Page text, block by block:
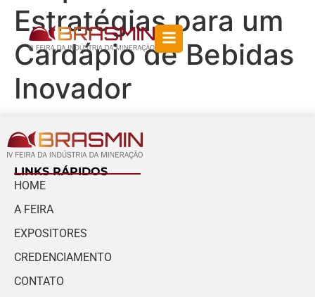
Estratégias para um
Cardápio de Bebidas
Inovador
LINKS RÁPIDOS
HOME
A FEIRA
EXPOSITORES
CREDENCIAMENTO
CONTATO